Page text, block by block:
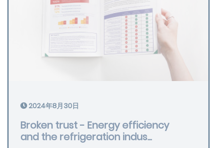
2024年8月30日
Broken trust - Energy efficiency
and the refrigeration indus...